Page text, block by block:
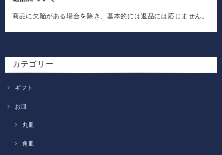
商品に欠陥がある場合を除き、基本的には返品には応じません。
カテゴリー
ギフト
お皿
丸皿
角皿